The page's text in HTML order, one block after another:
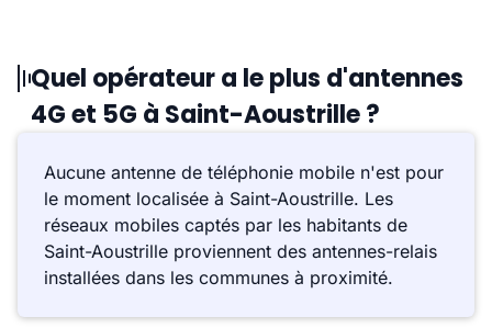
Quel opérateur a le plus d'antennes
4G et 5G à Saint-Aoustrille ?
Aucune antenne de téléphonie mobile n'est pour
le moment localisée à Saint-Aoustrille. Les
réseaux mobiles captés par les habitants de
Saint-Aoustrille proviennent des antennes-relais
installées dans les communes à proximité.